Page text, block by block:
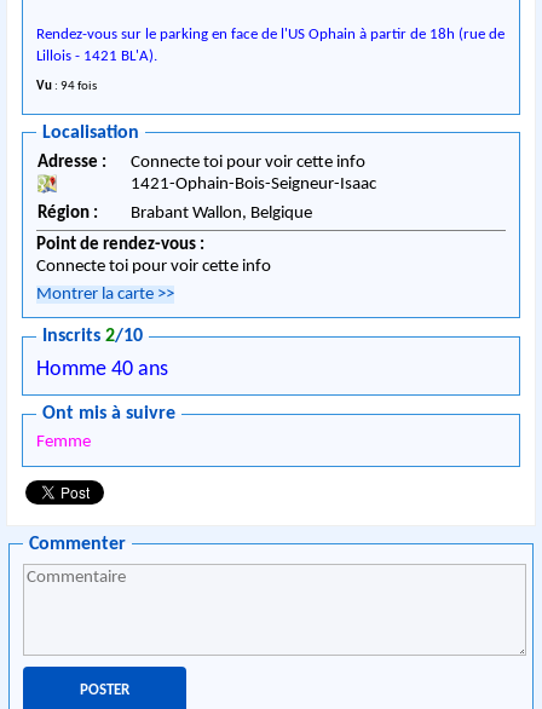
Rendez-vous sur le parking en face de l'US Ophain à partir de 18h (rue de
Li llois - 1421 BL'A).
Vu : 94 fois
Localisation
Adresse :
Connecte toi pour voir cette info
1421-Ophain-Bois-Seigneur-Isaac
Région :
Brabant Wallon, Belgique
Point de rendez-vous :
Connecte toi pour voir cette info
Montrer la carte >>
Inscrits2/10
Homme 40 ans
Ont mis à suivre
Femme
Commenter